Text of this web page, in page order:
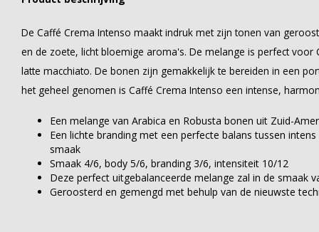
De Caffé Crema Intenso maakt indruk met zijn tonen van
en de zoete, licht bloemige aroma's. De melange is perfect voor
latte macchiato. De bonen zijn gemakkelijk te bereiden in een
het geheel genomen is Caffé Crema Intenso een intense,
Een melange van Arabica en Robusta bonen uit Zuid-
Een lichte branding met een perfecte balans tussen
smaak
Smaak 4/6, body 5/6, branding 3/6, intensiteit 10/12
Deze perfect uitgebalanceerde melange zal in de smaak
Geroosterd en gemengd met behulp van de nieuwste